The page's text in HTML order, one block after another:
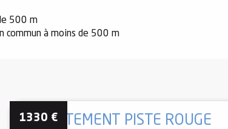
500 m
commun à moins de 500 m
1330 €
APPARTEMENT PISTE ROUGE